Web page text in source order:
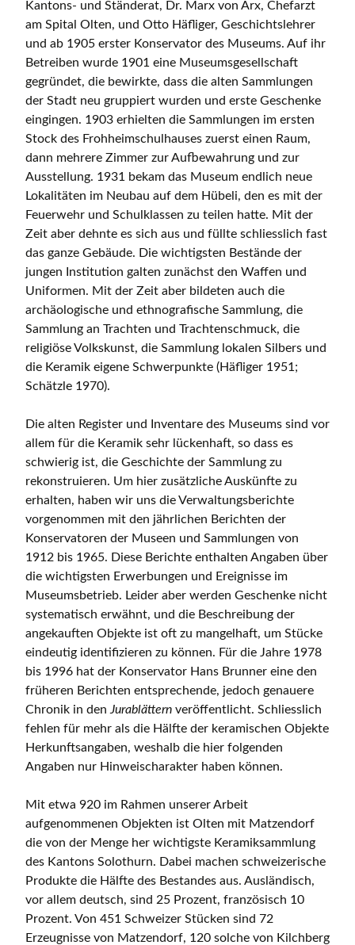
Kantons- und Ständerat, Dr. Marx von Arx, Chefarzt
am Spital Olten, und Otto Häfliger, Geschichtslehrer
und ab 1905 erster Konservator des Museums. Auf ihr
Betreiben wurde 1901 eine Museumsgesellschaft
gegründet, die bewirkte, dass die alten Sammlungen
der Stadt neu gruppiert wurden und erste Geschenke
eingingen. 1903 erhielten die Sammlungen im ersten
Stock des Frohheimschulhauses zuerst einen Raum,
dann mehrere Zimmer zur Aufbewahrung und zur
Ausstellung. 1931 bekam das Museum endlich neue
Lokalitäten im Neubau auf dem Hübeli, den es mit der
Feuerwehr und Schulklassen zu teilen hatte. Mit der
Zeit aber dehnte es sich aus und füllte schliesslich fast
das ganze Gebäude. Die wichtigsten Bestände der
jungen Institution galten zunächst den Waffen und
Uniformen. Mit der Zeit aber bildeten auch die
archäologische und ethnografische Sammlung, die
Sammlung an Trachten und Trachtenschmuck, die
religiöse Volkskunst, die Sammlung lokalen Silbers und
die Keramik eigene Schwerpunkte (Häfliger 1951;
Schätzle 1970).
Die alten Register und Inventare des Museums sind vor
allem für die Keramik sehr lückenhaft, so dass es
schwierig ist, die Geschichte der Sammlung zu
rekonstruieren. Um hier zusätzliche Auskünfte zu
erhalten, haben wir uns die Verwaltungsberichte
vorgenommen mit den jährlichen Berichten der
Konservatoren der Museen und Sammlungen von
1912 bis 1965. Diese Berichte enthalten Angaben über
die wichtigsten Erwerbungen und Ereignisse im
Museumsbetrieb. Leider aber werden Geschenke nicht
systematisch erwähnt, und die Beschreibung der
angekauften Objekte ist oft zu mangelhaft, um Stücke
eindeutig identifizieren zu können. Für die Jahre 1978
bis 1996 hat der Konservator Hans Brunner eine den
früheren Berichten entsprechende, jedoch genauere
Chronik in den Jurablättern veröffentlicht. Schliesslich
fehlen für mehr als die Hälfte der keramischen Objekte
Herkunftsangaben, weshalb die hier folgenden
Angaben nur Hinweischarakter haben können.
Mit etwa 920 im Rahmen unserer Arbeit
aufgenommenen Objekten ist Olten mit Matzendorf
die von der Menge her wichtigste Keramiksammlung
des Kantons Solothurn. Dabei machen schweizerische
Produkte die Hälfte des Bestandes aus. Ausländisch,
vor allem deutsch, sind 25 Prozent, französisch 10
Prozent. Von 451 Schweizer Stücken sind 72
Erzeugnisse von Matzendorf, 120 solche von Kilchberg